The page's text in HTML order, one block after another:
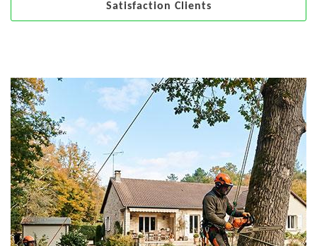
Satisfaction Clients